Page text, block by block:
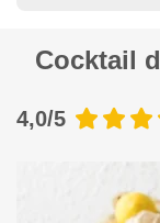
Cocktail
4,0/5